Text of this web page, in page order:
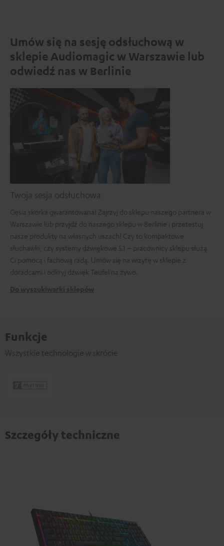
Umów się na sesję odsłuchową w
sklepie Audiomagic w Warszawie lub
odwiedź nas w Berlinie
Twoja sesja odsłuchowa
Gęsia skórka gwarantowana! Zajrzyj do sklepu naszego partnera w
Warszawie lub przyjdź do naszego sklepu w Berlinie i przetestuj
nasze produkty na własnych uszach! Czy to kompaktowe
słuchawki, czy systemy dźwiękowe 5.1 – pracownicy sklepu służą
Ci pomocą i fachową radą. Umów się na wizytę w sklepie z
doradcami i odkryj dźwięk Teufel na żywo.
Do wyszukiwarki sklepów
Funkcje
Wszystkie technologie w skrócie
Szczegóły techniczne